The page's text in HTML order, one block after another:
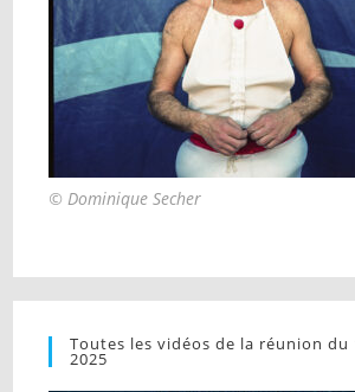
© Dominique Secher
Toutes les vidéos de la réunion du
2025